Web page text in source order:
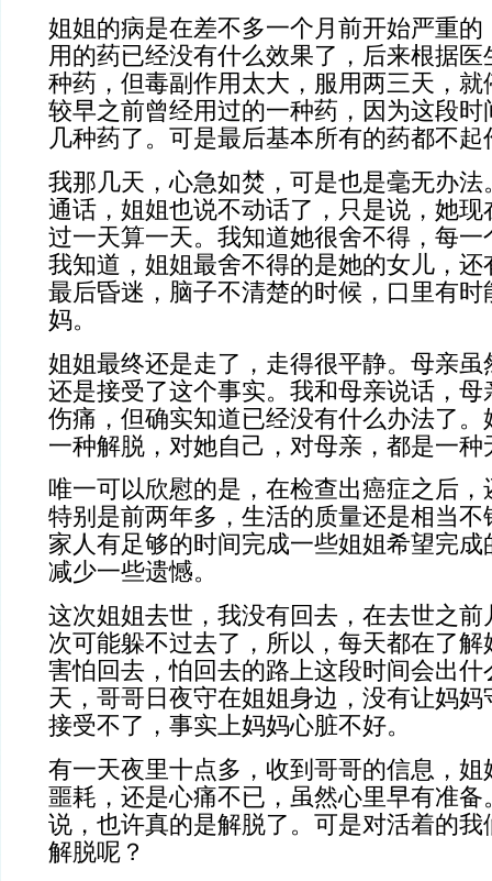
姐姐的病是在差不多一个月前开始严重
用的药已经没有什么效果了，后来根据
种药，但毒副作用太大，服用两三天，
较早之前曾经用过的一种药，因为这段
几种药了。可是最后基本所有的药都不起
我那几天，心急如焚，可是也是毫无办
通话，姐姐也说不动话了，只是说，她
过一天算一天。我知道她很舍不得，每
我知道，姐姐最舍不得的是她的女儿，
最后昏迷，脑子不清楚的时候，口里有时
妈。
姐姐最终还是走了，走得很平静。母亲
还是接受了这个事实。我和母亲说话，
伤痛，但确实知道已经没有什么办法了
一种解脱，对她自己，对母亲，都是一种
唯一可以欣慰的是，在检查出癌症之后
特别是前两年多，生活的质量还是相当
家人有足够的时间完成一些姐姐希望完
减少一些遗憾。
这次姐姐去世，我没有回去，在去世之
次可能躲不过去了，所以，每天都在了
害怕回去，怕回去的路上这段时间会出什
天，哥哥日夜守在姐姐身边，没有让妈
接受不了，事实上妈妈心脏不好。
有一天夜里十点多，收到哥哥的信息，
噩耗，还是心痛不已，虽然心里早有准
说，也许真的是解脱了。可是对活着的
解脱呢？